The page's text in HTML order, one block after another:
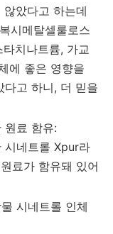
았다고 하는데
시메탈셀룰로스
치나트륨, 가교
에 좋은 영향을
다고 하니, 더 믿을
원료 함유:
시네트롤 Xpur라
료가 함유돼 있어
시네트롤 인체